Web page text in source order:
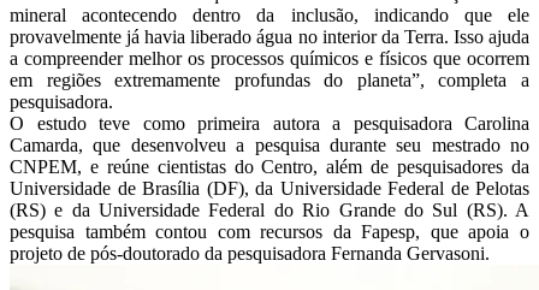
mineral acontecendo dentro da inclusão, indicando que ele
provavelmente já havia liberado água no interior da Terra. Isso ajuda
a compreender melhor os processos químicos e físicos que ocorrem
em regiões extremamente profundas do planeta”, completa a
pesquisadora.
O estudo teve como primeira autora a pesquisadora Carolina
Camarda, que desenvolveu a pesquisa durante seu mestrado no
CNPEM, e reúne cientistas do Centro, além de pesquisadores da
Universidade de Brasília (DF), da Universidade Federal de Pelotas
(RS) e da Universidade Federal do Rio Grande do Sul (RS). A
pesquisa também contou com recursos da Fapesp, que apoia o
projeto de pós-doutorado da pesquisadora Fernanda Gervasoni.